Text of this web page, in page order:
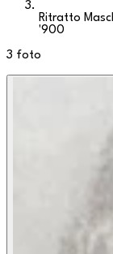
Ritratto
'900
3 foto